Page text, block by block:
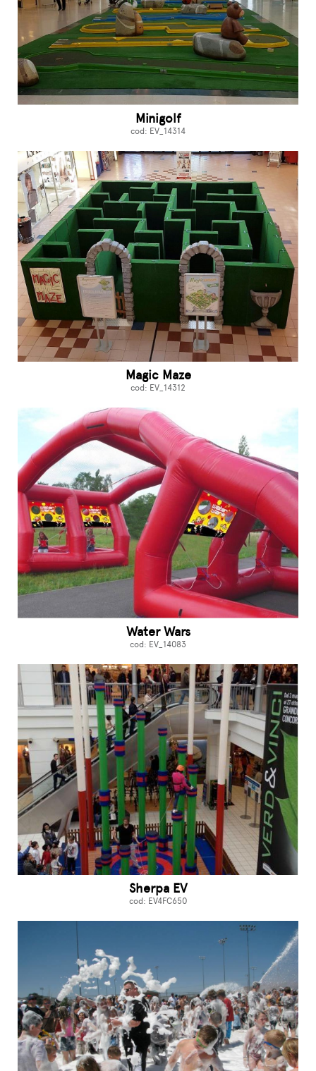
Minigolf
cod: EV_14314
Magic Maze
cod: EV_14312
Water Wars
cod: EV_14083
Sherpa EV
cod: EV4FC650